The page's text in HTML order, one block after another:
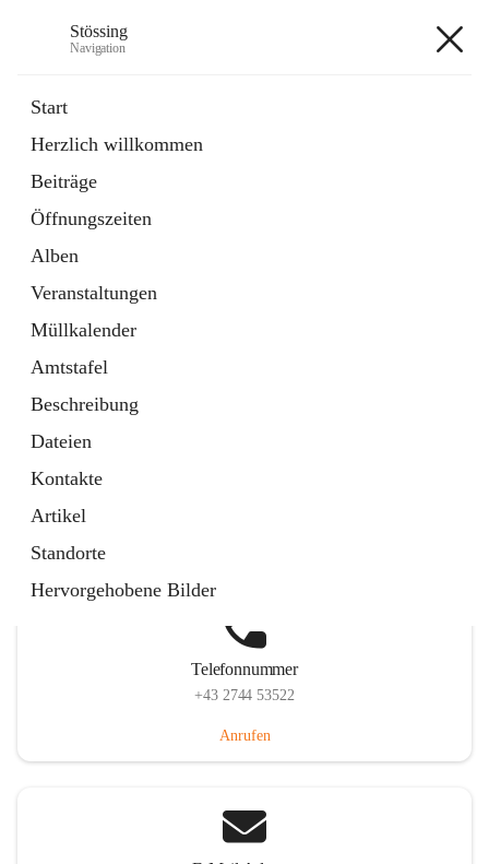
Stössing
Navigation
Start
Herzlich willkommen
Beiträge
Öffnungszeiten
Alben
Veranstaltungen
Müllkalender
Amtstafel
Beschreibung
Dateien
Kontakte
Artikel
Standorte
Hervorgehobene Bilder
Datei
in
Tab
Kindergarten
öffnet
in
neuem
Tab
Telefonnummer
+43 2744 53522
Anrufen